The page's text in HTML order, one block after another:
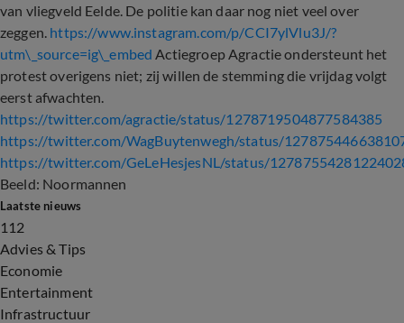
van vliegveld Eelde. De politie kan daar nog niet veel over
zeggen. https://www.instagram.com/p/CCI7ylVlu3J/?
utm\_source=ig\_embed Actiegroep Agractie ondersteunt het
protest overigens niet; zij willen de stemming die vrijdag volgt
eerst afwachten.
https://twitter.com/agractie/status/1278719504877584385
https://twitter.com/WagBuytenwegh/status/
https://twitter.com/GeLeHesjesNL/status/
Beeld: Noormannen
Laatste nieuws
112
Advies & Tips
Economie
Entertainment
Infrastructuur